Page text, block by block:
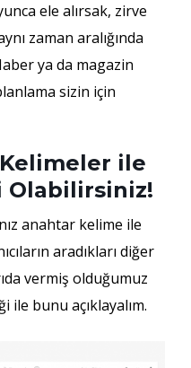
ele alırsak, zirve
zaman aralığında
ya da magazin
sizin için
ile
Olabilirsiniz!
anahtar kelime ile
aradıkları diğer
vermiş olduğumuz
ile bunu açıklayalım.